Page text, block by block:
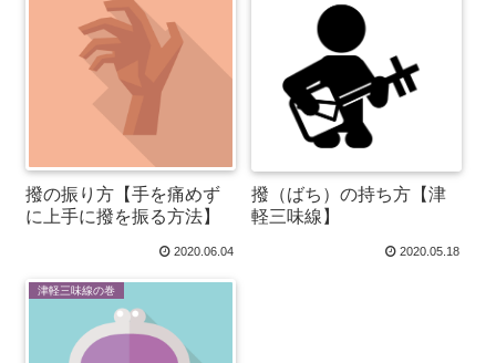
撥の振り方【手を痛めず
に上手に撥を振る方法】
2020.06.04
撥（ばち）の持ち方【津
軽三味線】
2020.05.18
津軽三味線の巻